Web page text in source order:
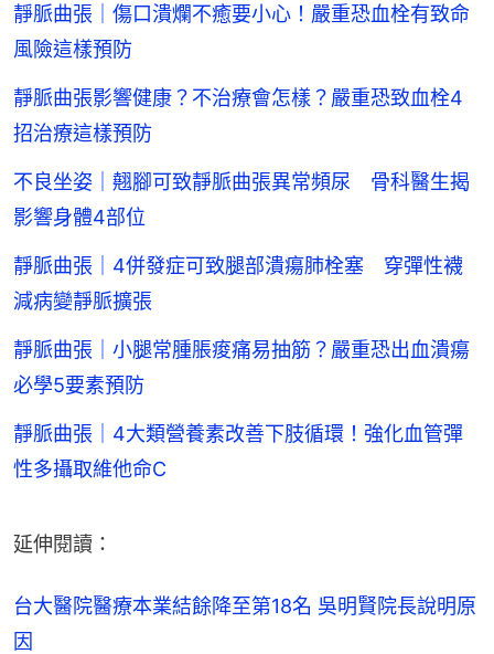
靜脈曲張｜傷口潰爛不癒要小心！嚴重恐血栓有致命
風險這樣預防
靜脈曲張影響健康？不治療會怎樣？嚴重恐致血栓4
招治療這樣預防
不良坐姿｜翹腳可致靜脈曲張異常頻尿 骨科醫生揭
影響身體4部位
靜脈曲張｜4併發症可致腿部潰瘍肺栓塞 穿彈性襪
減病變靜脈擴張
靜脈曲張｜小腿常腫脹痠痛易抽筋？嚴重恐出血潰瘍
必學5要素預防
靜脈曲張｜4大類營養素改善下肢循環！強化血管彈
性多攝取維他命C
延伸閱讀：
台大醫院醫療本業結餘降至第18名 吳明賢院長說明原
因